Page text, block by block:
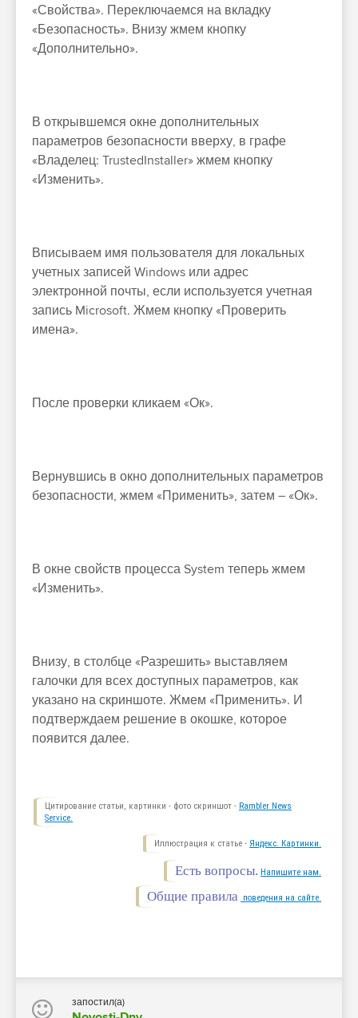
«Свойства». Переключаемся на вкладку
«Безопасность». Внизу жмем кнопку
«Дополнительно».
В открывшемся окне дополнительных
параметров безопасности вверху, в графе
«Владелец: TrustedInstaller» жмем кнопку
«Изменить».
Вписываем имя пользователя для локальных
учетных записей Windows или адрес
электронной почты, если используется учетная
запись Microsoft. Жмем кнопку «Проверить
имена».
После проверки кликаем «Ок».
Вернувшись в окно дополнительных параметров
безопасности, жмем «Применить», затем – «Ок».
В окне свойств процесса System теперь жмем
«Изменить».
Внизу, в столбце «Разрешить» выставляем
галочки для всех доступных параметров, как
указано на скриншоте. Жмем «Применить». И
подтверждаем решение в окошке, которое
появится далее.
Цитирование статьи, картинки - фото скриншот - Rambler News
Service.
Иллюстрация к статье - Яндекс. Картинки.
Есть вопросы. Напишите нам.
Общие правила поведения на сайте.
запостил(а)